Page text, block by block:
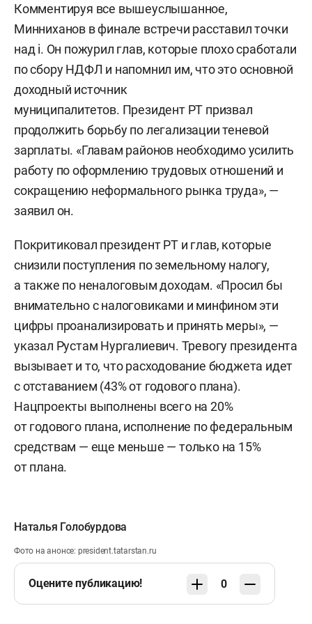
Комментируя все вышеуслышанное,
Минниханов в финале встречи расставил точки
над i. Он пожурил глав, которые плохо сработали
по сбору НДФЛ и напомнил им, что это основной
доходный источник
муниципалитетов. Президент РТ призвал
продолжить борьбу по легализации теневой
зарплаты. «Главам районов необходимо усилить
работу по оформлению трудовых отношений и
сокращению неформального рынка труда», —
заявил он.
Покритиковал президент РТ и глав, которые
снизили поступления по земельному налогу,
а также по неналоговым доходам. «Просил бы
внимательно с налоговиками и минфином эти
цифры проанализировать и принять меры», —
указал Рустам Нургалиевич. Тревогу президента
вызывает и то, что расходование бюджета идет
с отставанием (43% от годового плана).
Нацпроекты выполнены всего на 20%
от годового плана, исполнение по федеральным
средствам — еще меньше — только на 15%
от плана.
Наталья Голобурдова
Фото на анонсе: president.tatarstan.ru
Оцените публикацию! 0